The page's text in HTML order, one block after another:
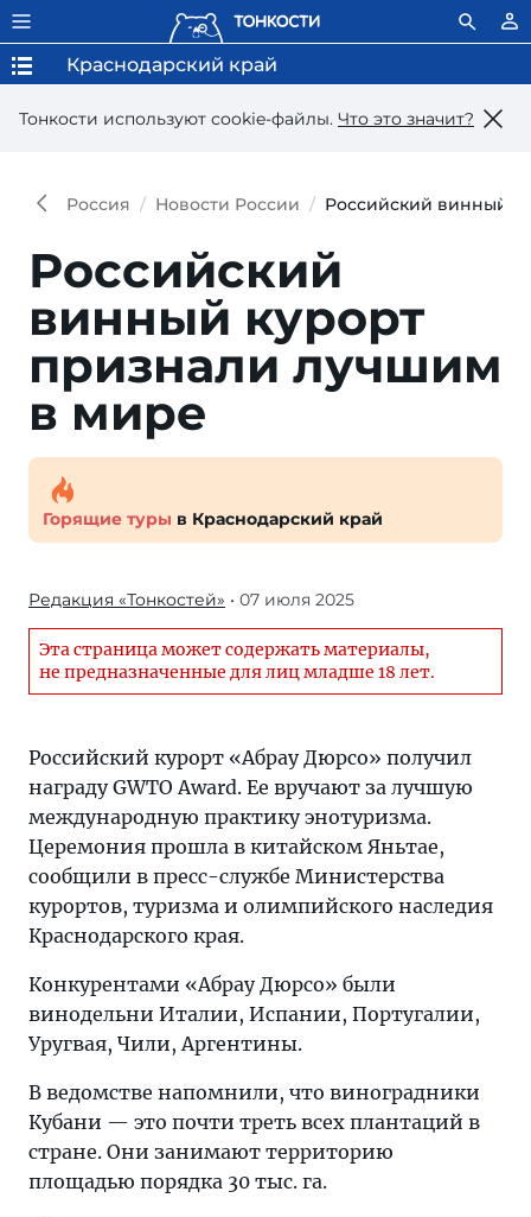
Тонкости используют сookie-файлы. Что это значит?
Краснодарский край
Россия Новости России Российский винный
Российский
винный ку­рорт
приз­на­ли луч­шим
в мире
Горящие туры в Краснодарский край
Редакция «Тонкостей» • 07 июля 2025
Эта страница может содержать материалы,
не предназначенные для лиц младше 18 лет.
Российский курорт «Абрау Дюрсо» получил
награду GWTO Award. Ее вручают за лучшую
международную практику энотуризма.
Церемония прошла в китайском Яньтае,
сообщили в пресс-службе Министерства
курортов, туризма и олимпийского наследия
Краснодарского края.
Конкурентами «Абрау Дюрсо» были
винодельни Италии, Испании, Португалии,
Уругвая, Чили, Аргентины.
В ведомстве напомнили, что виноградники
Кубани — это почти треть всех плантаций в
стране. Они занимают территорию
площадью порядка 30 тыс. га.